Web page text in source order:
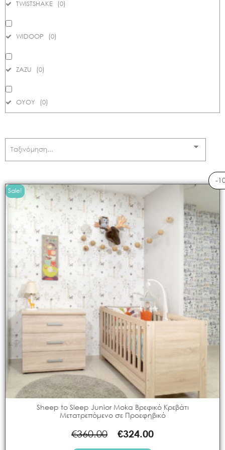
TWISTSHAKE (0)
WIDOOP (0)
ZAZU (0)
ΟΥΟΥ (0)
Sale!
Sheep to Sleep Junior Moka Βρεφικό Κρεβάτι
Μετατρεπόμενο σε Προεφηβικό
€360.00 €324.00
-